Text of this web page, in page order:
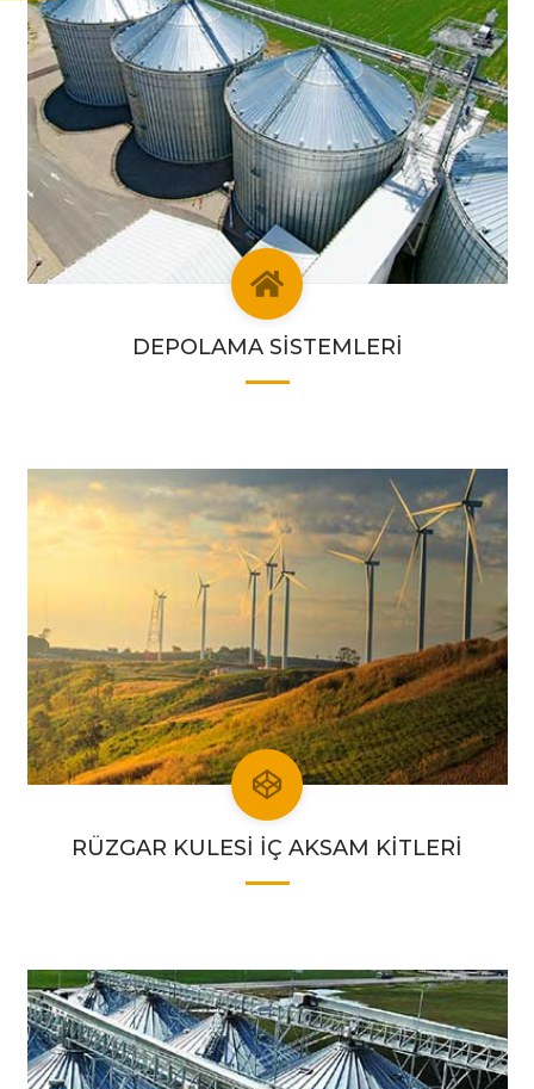
DEPOLAMA SİSTEMLERİ
RÜZGAR KULESİ İÇ AKSAM KİTLERİ